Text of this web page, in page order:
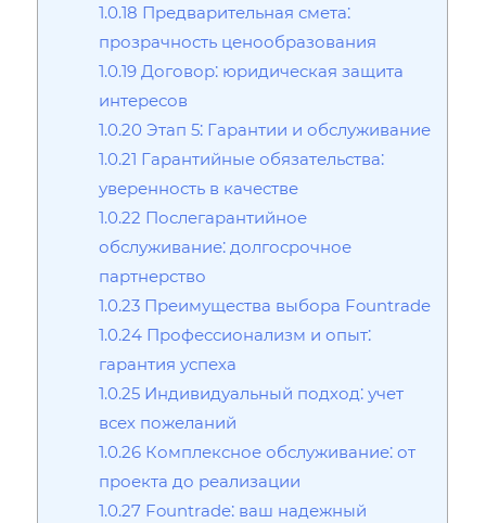
1.0.18 Предварительная смета⁚
прозрачность ценообразования
1.0.19 Договор⁚ юридическая защита
интересов
1.0.20 Этап 5⁚ Гарантии и обслуживание
1.0.21 Гарантийные обязательства⁚
уверенность в качестве
1.0.22 Послегарантийное
обслуживание⁚ долгосрочное
партнерство
1.0.23 Преимущества выбора Fountrade
1.0.24 Профессионализм и опыт⁚
гарантия успеха
1.0.25 Индивидуальный подход⁚ учет
всех пожеланий
1.0.26 Комплексное обслуживание⁚ от
проекта до реализации
1.0.27 Fountrade⁚ ваш надежный